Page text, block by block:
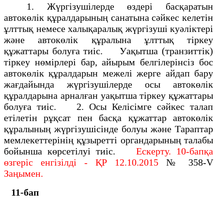
1. Жүргізушілерде өздері басқаратын
автокөлік құралдарының санатына сәйкес келетін
ұлттық немесе халықаралық жүргізуші куәліктері
және автокөлік құралына ұлттық тіркеу
құжаттары болуға тиіс. Уақытша (транзиттік)
тіркеу нөмірлері бар, айырым белгілерінсіз бос
автокөлік құралдарын межелі жерге айдап бару
жағдайында жүргізушілерде осы автокөлік
құралдарына арналған уақытша тіркеу құжаттары
болуға тиіс. 2. Осы Келiсiмге сәйкес талап
етiлетiн рұқсат пен басқа құжаттар автокөлiк
құралының жүргiзушiсiнде болуы және Тараптар
мемлекеттерiнiң құзыреттi органдарының талабы
бойынша көрсетiлуi тиiс. Ескерту. 10-бапқа
өзгеріс енгізілді - ҚР 12.10.2015 № 358-V
Заңымен.
11-бап